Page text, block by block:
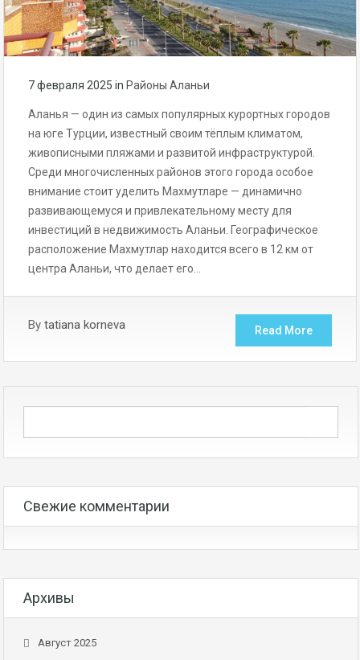
7 февраля 2025 in Районы Аланьи
Аланья — один из самых популярных курортных городов
на юге Турции, известный своим тёплым климатом,
живописными пляжами и развитой инфраструктурой.
Среди многочисленных районов этого города особое
внимание стоит уделить Махмутларе — динамично
развивающемуся и привлекательному месту для
инвестиций в недвижимость Аланьи. Географическое
расположение Махмутлар находится всего в 12 км от
центра Аланьи, что делает его…
By tatiana korneva Read More
Свежие комментарии
Архивы
Август 2025